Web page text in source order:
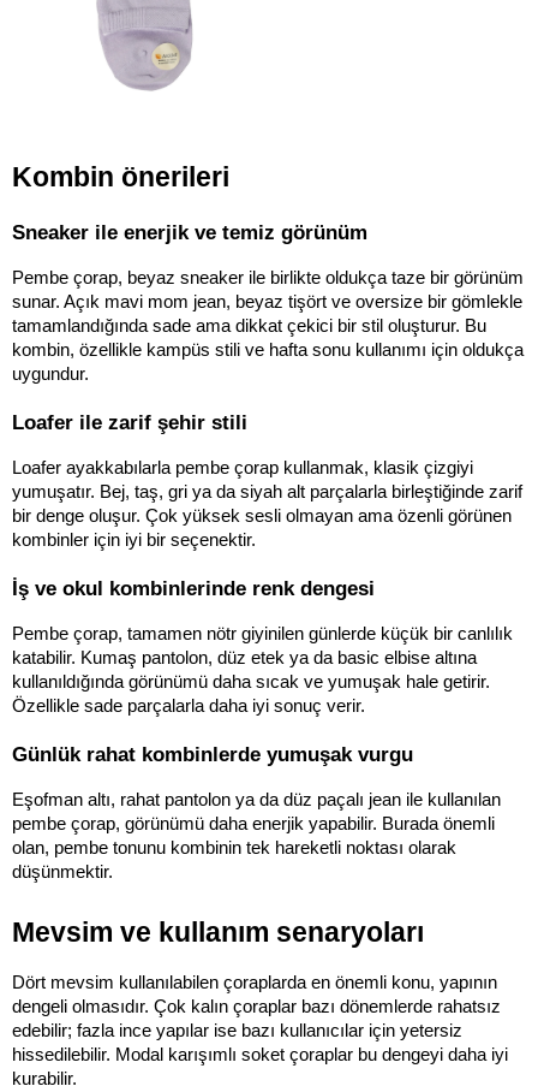
Kombin önerileri
Sneaker ile enerjik ve temiz görünüm
Pembe çorap, beyaz sneaker ile birlikte oldukça taze bir görünüm
sunar. Açık mavi mom jean, beyaz tişört ve oversize bir gömlekle
tamamlandığında sade ama dikkat çekici bir stil oluşturur. Bu
kombin, özellikle kampüs stili ve hafta sonu kullanımı için oldukça
uygundur.
Loafer ile zarif şehir stili
Loafer ayakkabılarla pembe çorap kullanmak, klasik çizgiyi
yumuşatır. Bej, taş, gri ya da siyah alt parçalarla birleştiğinde zarif
bir denge oluşur. Çok yüksek sesli olmayan ama özenli görünen
kombinler için iyi bir seçenektir.
İş ve okul kombinlerinde renk dengesi
Pembe çorap, tamamen nötr giyinilen günlerde küçük bir canlılık
katabilir. Kumaş pantolon, düz etek ya da basic elbise altına
kullanıldığında görünümü daha sıcak ve yumuşak hale getirir.
Özellikle sade parçalarla daha iyi sonuç verir.
Günlük rahat kombinlerde yumuşak vurgu
Eşofman altı, rahat pantolon ya da düz paçalı jean ile kullanılan
pembe çorap, görünümü daha enerjik yapabilir. Burada önemli
olan, pembe tonunu kombinin tek hareketli noktası olarak
düşünmektir.
Mevsim ve kullanım senaryoları
Dört mevsim kullanılabilen çoraplarda en önemli konu, yapının
dengeli olmasıdır. Çok kalın çoraplar bazı dönemlerde rahatsız
edebilir; fazla ince yapılar ise bazı kullanıcılar için yetersiz
hissedilebilir. Modal karışımlı soket çoraplar bu dengeyi daha iyi
kurabilir.